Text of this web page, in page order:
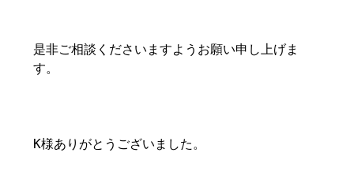
是非ご相談くださいますようお願い申し上げま
す。
K様ありがとうございました。